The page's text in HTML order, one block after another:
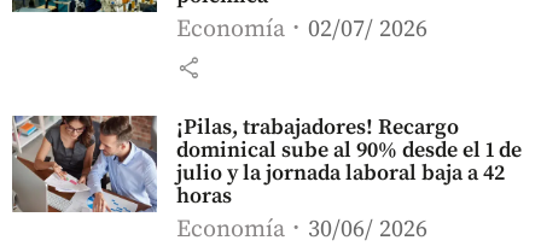
Economía 02/07/ 2026
share
¡Pilas, trabajadores! Recargo
dominical sube al 90% desde el 1 de
julio y la jornada laboral baja a 42
horas
Economía 30/06/ 2026